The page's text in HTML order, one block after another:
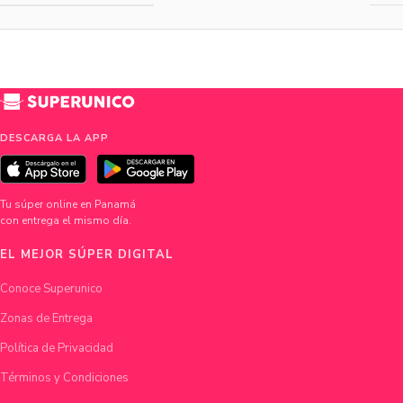
DESCARGA LA APP
Tu súper online en Panamá
con entrega el mismo día.
EL MEJOR SÚPER DIGITAL
Conoce Superunico
Zonas de Entrega
Política de Privacidad
Términos y Condiciones